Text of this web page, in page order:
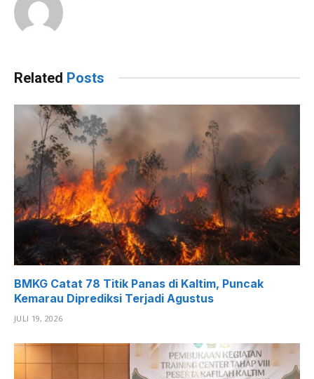
Related Posts
BMKG Catat 78 Titik Panas di Kaltim, Puncak
Kemarau Diprediksi Terjadi Agustus
JULI 19, 2026